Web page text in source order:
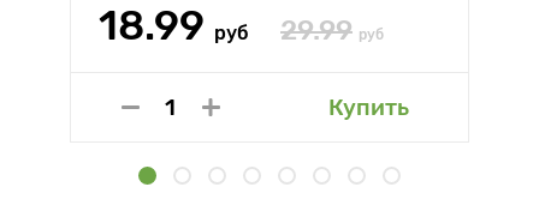
18.99 руб 29.99 руб
Купить